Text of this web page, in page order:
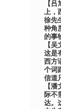
【 吕
上，
徐先
种角
的事
【吴
这是
西方
个词
信道
【潘
际不
达。